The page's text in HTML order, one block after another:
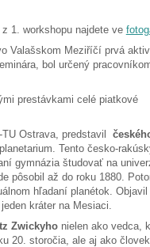
z 1. workshopu najdete ve
Valašskom Meziříčí prvá
bol určený
prestávkami celé piatkové
Ostrava, predstavil
Tento česko-
gymnázia študovať na
pôsobil až do roku 1880.
hľadaní planétok. Objavil
kráter na Mesiaci.
Zwickyho nielen ako vedca,
20. storočia, ale aj ako